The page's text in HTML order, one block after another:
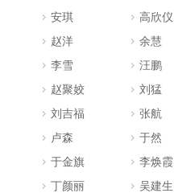
安琪
高欣仪
赵洋
余慧
李雪
汪鹏
赵聚姣
刘猛
刘吉福
张航
卢森
于然
于金旗
李焕霞
丁颜丽
吴建生